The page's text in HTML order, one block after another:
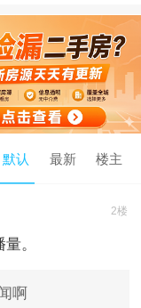
默认 最新 楼主
2楼
。
啊